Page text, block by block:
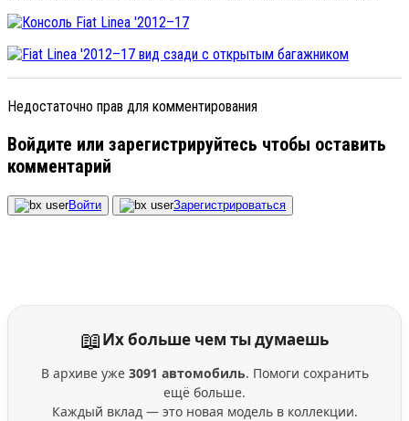
Недостаточно прав для комментирования
Войдите или зарегистрируйтесь чтобы оставить
комментарий
Войти Зарегистрироваться
📖Их больше чем ты думаешь
В архиве уже 3091 автомобиль. Помоги сохранить
ещё больше.
Каждый вклад — это новая модель в коллекции.